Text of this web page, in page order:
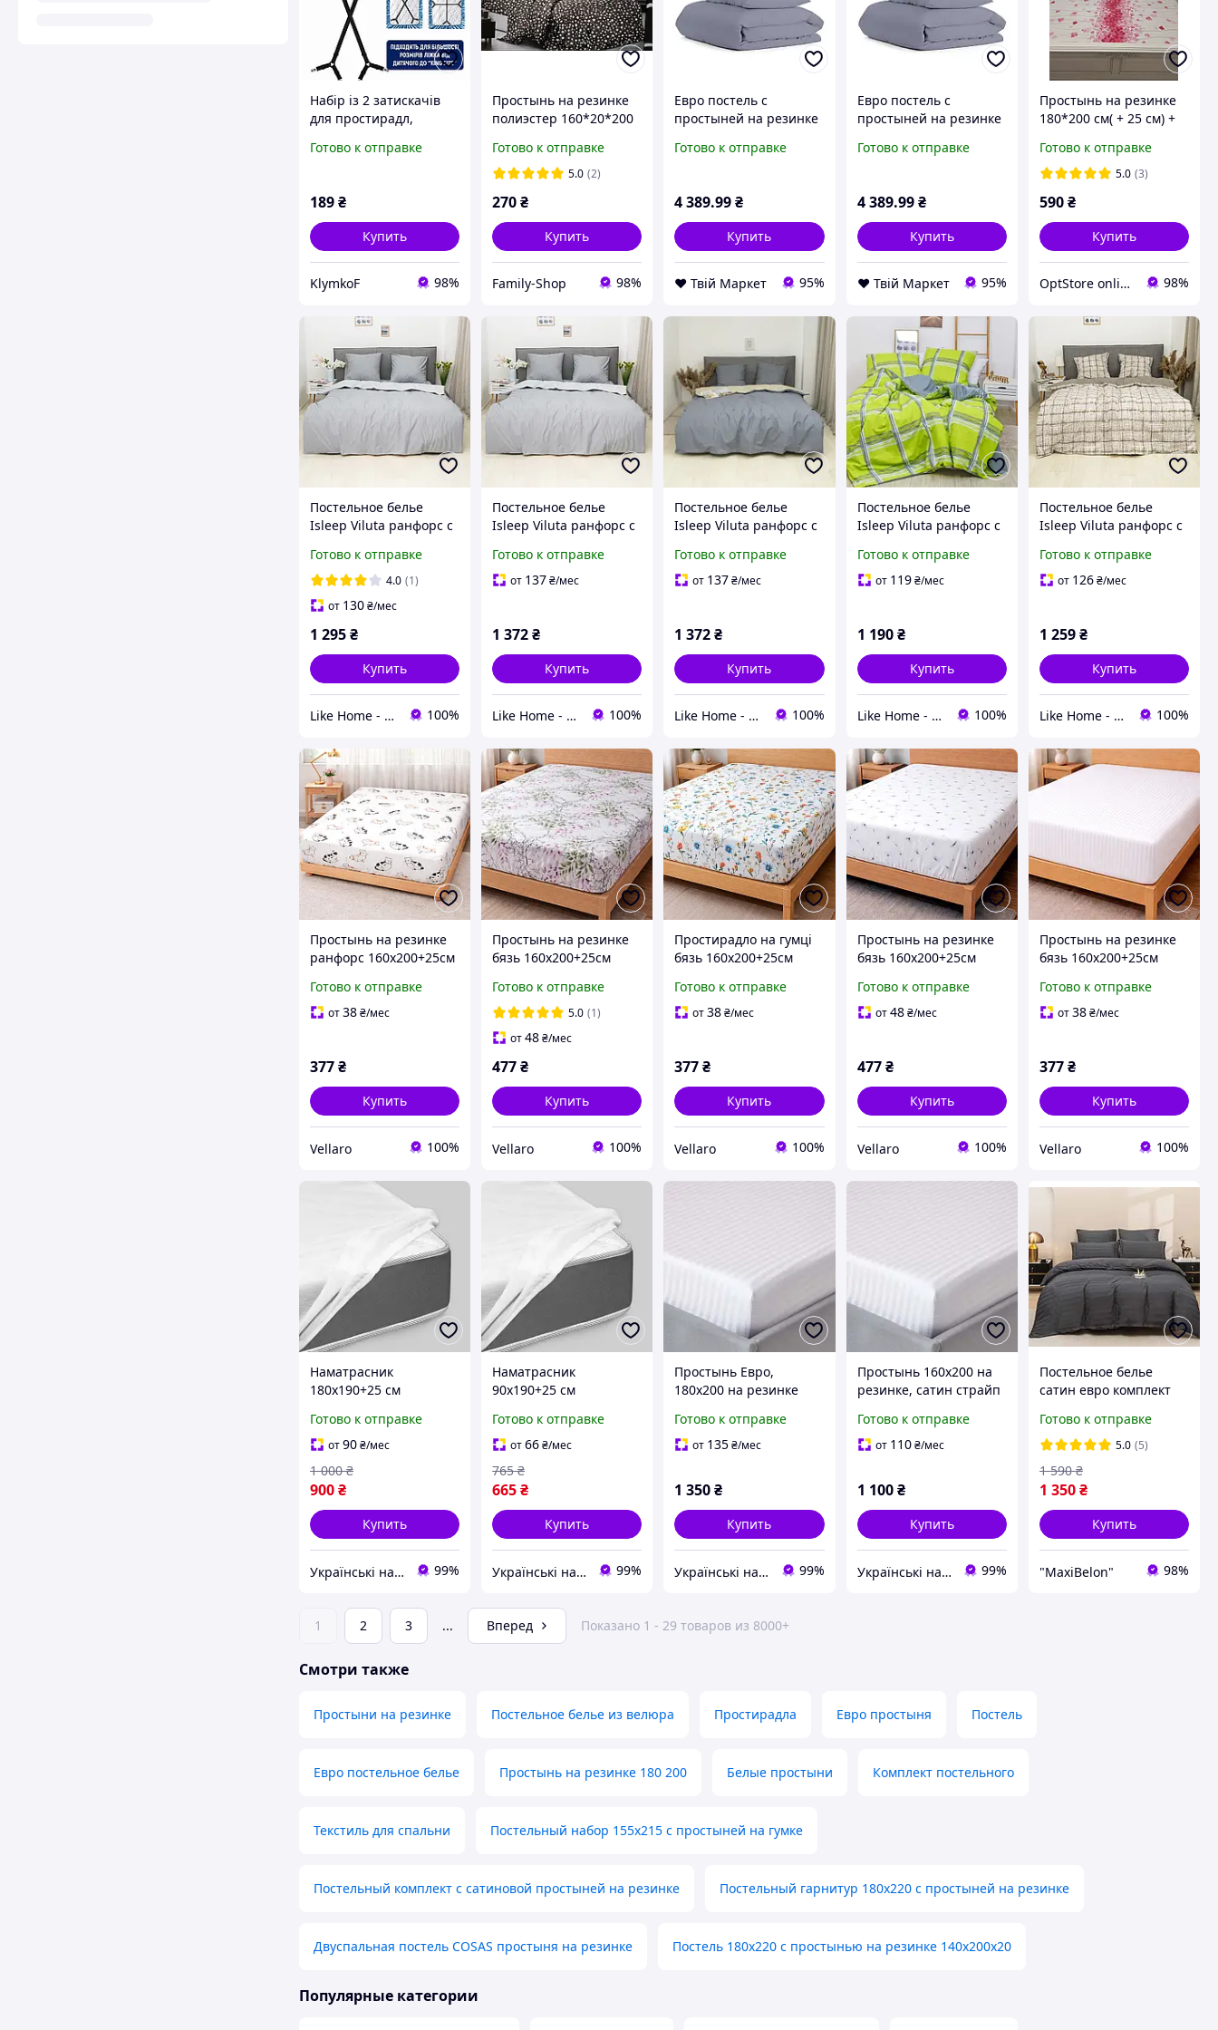
Набір із 2 затискачів
для простирадл,
фіксатор простирадла,
чорний
Готово к отправке
189₴
Купить
KlymkoF 98%
Простынь на резинке
полиэстер 160*20*200
Готово к отправке
5.0 (2)
270₴
Купить
Family-Shop 98%
Евро постель с
простыней на резинке
Стальной 200х220 см
Готово к отправке
4 389.99₴
Купить
❤️ Твій Маркет 95%
Евро постель с
простыней на резинке
стальной 200х220 см
Готово к отправке
4 389.99 ₴
Купить
❤️ Твій Маркет 95%
Простынь на резинке
180*200 см( + 25 см) +
шт)
Готово к отправке
5.0 (3)
590₴
Купить
OptStore online 98%
Постельное белье
Isleep Viluta ранфорс с
(160*200) - 24279 евро
Готово к отправке
4.0 (1)
от 130₴/мес
1 295₴
Купить
Like Home - домашний уют для всей семьи. Будьте как дома 🤗 100%
Постельное белье
Isleep Viluta ранфорс с
(180*200) - 24279 евро
Готово к отправке
от 137₴/мес
1 372₴
Купить
Like Home - домашний уют для всей семьи. Будьте как дома 🤗 100%
Постельное белье
Isleep Viluta ранфорс с
(180*200) - 24335 евро
Готово к отправке
от 137₴/мес
1 372₴
Купить
Like Home - домашний уют для всей семьи. Будьте как дома 🤗 100%
Постельное белье
Isleep Viluta ранфорс с
(160*200) - 19021
двуспальное
Готово к отправке
от 119 ₴/мес
1 190 ₴
Купить
Like Home - домашний уют для всей семьи. Будьте как дома 🤗 100%
Постельное белье
Isleep Viluta ранфорс с
(160*200) - 24296
двуспальное
Готово к отправке
от 126₴/мес
1 259₴
Купить
Like Home - домашний уют для всей семьи. Будьте как дома 🤗 100%
Простынь на резинке
ранфорс 160х200+25см
You
Готово к отправке
от38₴/мес
377₴
Купить
Vellaro 100%
Простынь на резинке
бязь 160х200+25см
Готово к отправке
5.0 (1)
от48₴/мес
477₴
Купить
Vellaro 100%
Простирадло на гумці
бязь 160х200+25см
Готово к отправке
от38₴/мес
377₴
Купить
Vellaro 100%
Простынь на резинке
бязь 160х200+25см
Готово к отправке
от48 ₴/мес
477 ₴
Купить
Vellaro 100%
Простынь на резинке
бязь 160х200+25см
Готово к отправке
от38₴/мес
377₴
Купить
Vellaro 100%
Наматрасник
180х190+25 см
епроницаемая
махровая простыня на
резинке, борт Аква-
стоп | защитный чехол
Готово к отправке
от90₴/мес
900₴
1 000 ₴
Купить
Українські наматрацники 99%
Наматрасник
90х190+25 см
водонепроницаемая
махровая простыня на
резинке, борт Аква-
стоп | защитный чехол
Готово к отправке
от66₴/мес
665₴
765 ₴
Купить
Українські наматрацники 99%
Простынь Евро,
180х200 на резинке
Готово к отправке
от 135₴/мес
1 350₴
Купить
Українські наматрацники 99%
Простынь 160х200 на
резинке, сатин страйп
Готово к отправке
от 110 ₴/мес
1 100 ₴
Купить
Українські наматрацники 99%
Постельное белье
сатин евро комплект
страйп сатин простынь
на резинке наволочки
50х70 Графит
Готово к отправке
5.0 (5)
1 350₴
1 590 ₴
Купить
"MaxiBelon" 98%
1 2 3 ... Вперед Показано 1 - 29 товаров из 8000+
Смотри также
Простыни на резинке Постельное белье из велюра Простирадла Евро простыня Постель
Евро постельное белье Простынь на резинке 180 200 Белые простыни Комплект постельного
Текстиль для спальни Постельный набор 155х215 с простыней на гумке
Постельный комплект с сатиновой простыней на резинке Постельный гарнитур 180х220 с простыней на резинке
Двуспальная постель COSAS простыня на резинке Постель 180х220 с простынью на резинке 140х200х20
Популярные категории